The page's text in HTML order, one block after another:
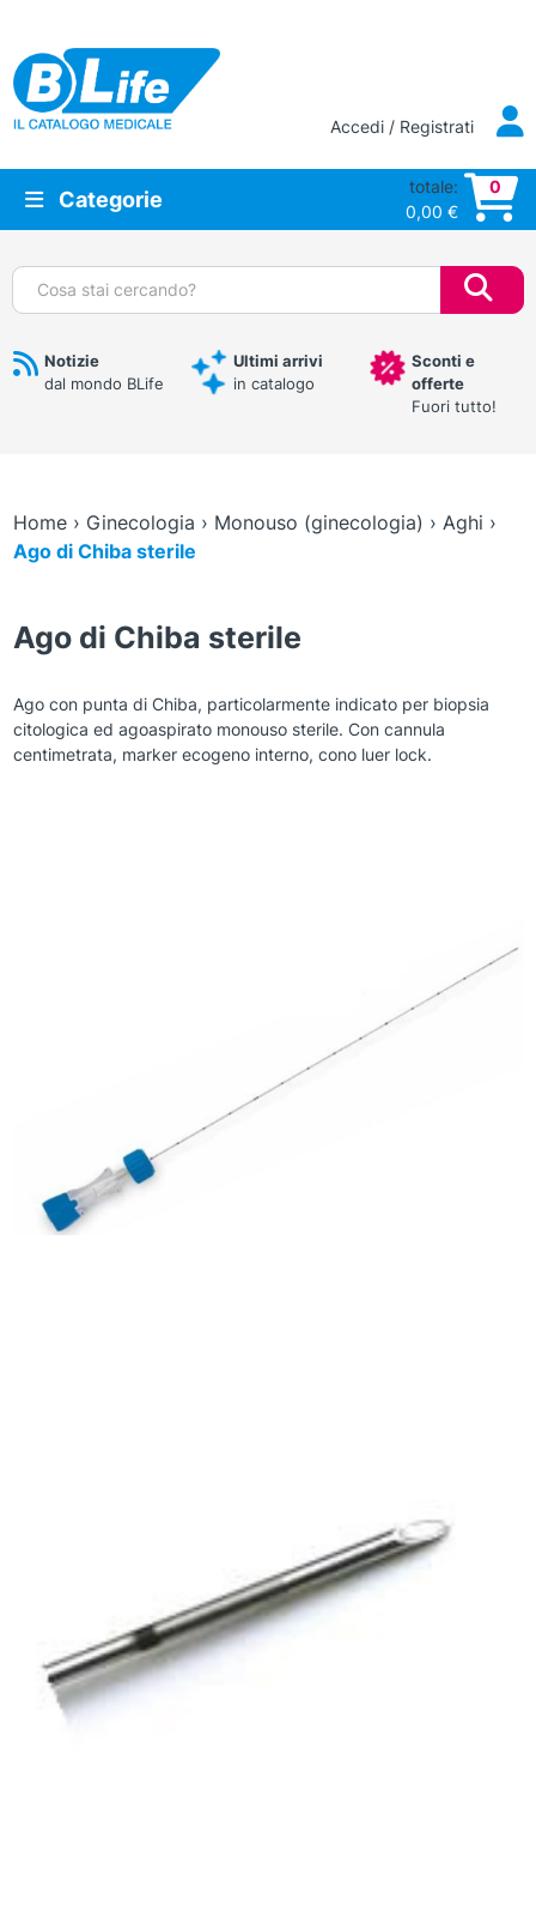
Vai al contenuto principale
Accedi / Registrati
Categorie
totale:
0,00 €
0
Cerca:
Notizie
dal mondo BLife
Ultimi arrivi
in catalogo
Sconti e
offerte
Fuori tutto!
Home› Ginecologia › Monouso (ginecologia) › Aghi ›
Ago di Chiba sterile
Ago di Chiba sterile
Ago con punta di Chiba, particolarmente indicato per biopsia
citologica ed agoaspirato monouso sterile. Con cannula
centimetrata, marker ecogeno interno, cono luer lock.